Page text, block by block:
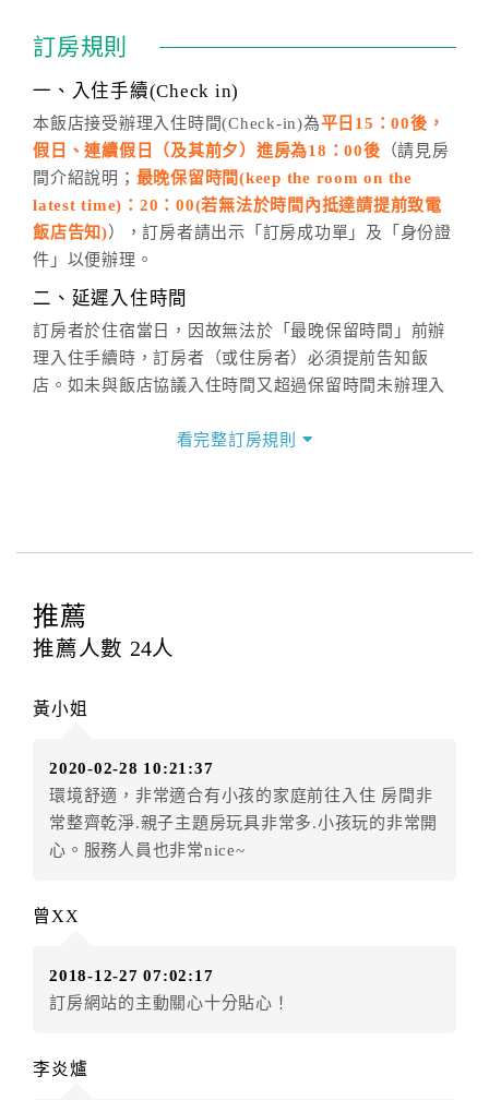
話方式異動訂單。
※非客服時間之申辦異動，皆為次日計算及辦理。
五、客服時間
週一至週日，上午9:00～晚上6:00
六、聯絡方式
週一至週日： 客服聯絡單、LINE@ 、電話：
(07)9682715 。
訂房規則
一、入住手續(Check in)
本飯店接受辦理入住時間(Check-in)為平日15：00後，
假日、連續假日（及其前夕）進房為18：00後 （請見房
間介紹說明； 最晚保留時間(keep the room on the
latest time)：20：00(若無法於時間內抵達請提前致電
飯店告知)），訂房者請出示「訂房成功單」及「身份證
件」以便辦理。
二、延遲入住時間
訂房者於住宿當日，因故無法於「最晚保留時間」前辦
理入住手續時，訂房者（或住房者）必須提前告知飯
店。如未與飯店協議入住時間又超過保留時間未辦理入
四、訂單異動
訂房者應於 入住前2日
提出申辦不得異動訂單。
辦理取消退款。
房者應補足差額。（限原訂飯店）
訂單異動後，訂單費用總計小於原訂單費用總計時，訂
房者不得要求退其差額。（限原訂飯店）
額3個月
．訂房者使用「保留住宿金額」時，請注意！為避免飯
店客滿，敬請及早計畫，如逾時未提出申辦，視同無條
．每筆訂單異動限定乙次，限原訂飯店，異動完成後不
看完整訂房規則
推薦
推薦人數 24人
黃小姐
2020-02-28 10:21:37
環境舒適，非常適合有小孩的家庭前往入住 房間非
常整齊乾淨.親子主題房玩具非常多.小孩玩的非常開
心。服務人員也非常nice~
曾XX
2018-12-27 07:02:17
訂房網站的主動關心十分貼心！
李炎爐